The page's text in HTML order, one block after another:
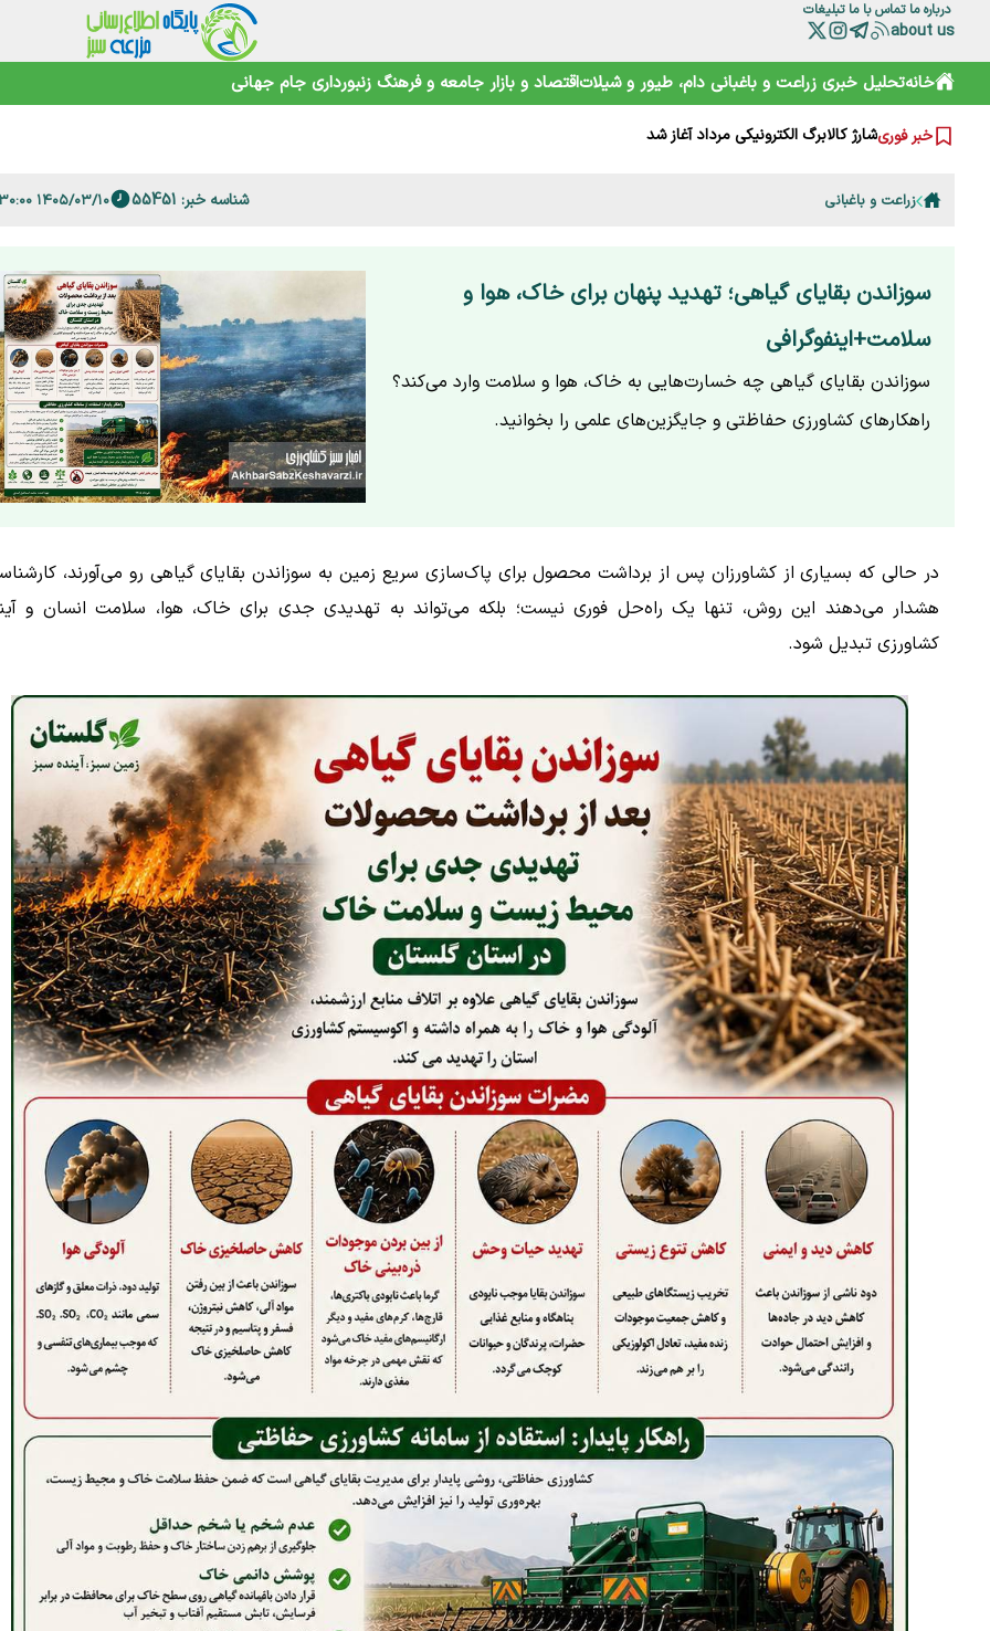
درباره ما تماس با ما تبلیغات
about us
خانهتحلیل خبری زراعت و باغبانی دام، طیور و شیلاتاقتصاد و بازار جامعه و فرهنگ زنبورداری جام جهانی
خبر فوری
رمزگشایی از سند آکتائو؛ سهم ایران از دریای خزر چقدر است؟
سقوط آزاد گردشگری ایران؛ قربانی رانت دولتی و تحریم
هشدارها را جدی نمی‌گیریم؛ تکرار مرگ در جاده و کوه
خرید آسان «ناس» در سوپرمارکت‌ها؛ دامی دلربا برای کودکان
ترامپ از کدام مذاکره می‌گوید؟ روایت مبهم از پشت‌پرده خلیج فارس
شارژ کالابرگ الکترونیکی مرداد آغاز شد
زراعت و باغبانی شناسه خبر: 55451 ۱۴۰۵/۰۳/۱۰ ۱۳:۳۰:۰۰
سوزاندن بقایای گیاهی؛ تهدید پنهان برای خاک، هوا و
سلامت+اینفوگرافی
سوزاندن بقایای گیاهی چه خسارت‌هایی به خاک، هوا و سلامت وارد می‌کند؟
راهکارهای کشاورزی حفاظتی و جایگزین‌های علمی را بخوانید.
در حالی که بسیاری از کشاورزان پس از برداشت محصول برای پاک‌سازی سریع زمین به سوزاندن بقایای گیاهی رو می‌آورند،
هشدار می‌دهند این روش، تنها یک راه‌حل فوری نیست؛ بلکه می‌تواند به تهدیدی جدی برای خاک، هوا، سلامت انسان و
کشاورزی تبدیل شود.